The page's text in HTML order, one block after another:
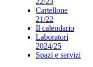
Cartellone
21/22
Il calendario
Laboratori
2024/25
Spazi e servizi